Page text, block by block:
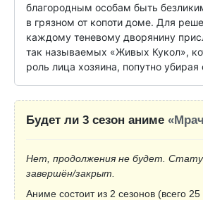
благородным особам быть
в грязном от копоти доме. Для
каждому теневому дворянину
так называемых «Живых Кукол»,
роль лица хозяина, попутно убирая
Будет ли 3 сезон аниме
Нет, продолжения не будет.
завершён/закрыт.
Аниме состоит из 2 сезонов (всего